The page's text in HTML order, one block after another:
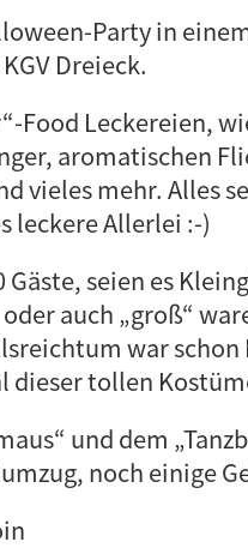
Party in
Dreieck.
Food Leckereien,
aromatischen
vieles mehr. Alles
leckere Allerlei :-)
Gäste, seien es
auch „groß“
war schon
dieser tollen
und dem
noch einige